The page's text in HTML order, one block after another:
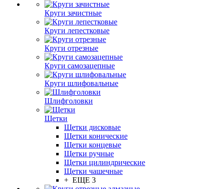
Круги зачистные
Круги лепестковые
Круги отрезные
Круги самозацепные
Круги шлифовальные
Шлифголовки
Щетки
Щетки дисковые
Щетки конические
Щетки концевые
Щетки ручные
Щетки цилиндрические
Щетки чашечные
+ ЕЩЕ 3